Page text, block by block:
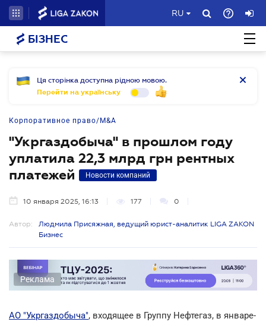
RU
БІЗНЕС
Ця сторінка доступна рідною мовою.
Перейти на українську
Корпоративное право/M&A
"Укргаздобыча" в прошлом году
уплатила 22,3 млрд грн рентных
платежей
Новости компаний
10 января 2025, 16:13 177 0
Автор:
Людмила Присяжная, ведущий юрист-аналитик LIGA ZAKON
Бизнес
Реклама
АО "Укргаздобыча", входящее в Группу Нефтегаз, в январе-